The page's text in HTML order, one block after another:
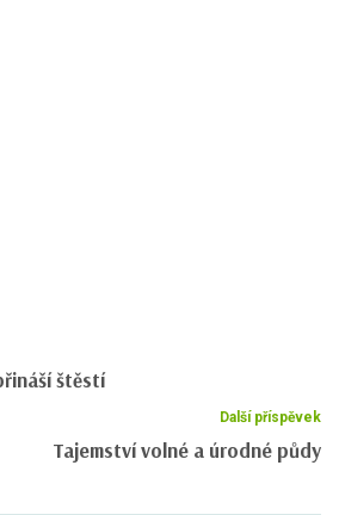
štěstí
Další příspěvek
Tajemství volné a úrodné půdy